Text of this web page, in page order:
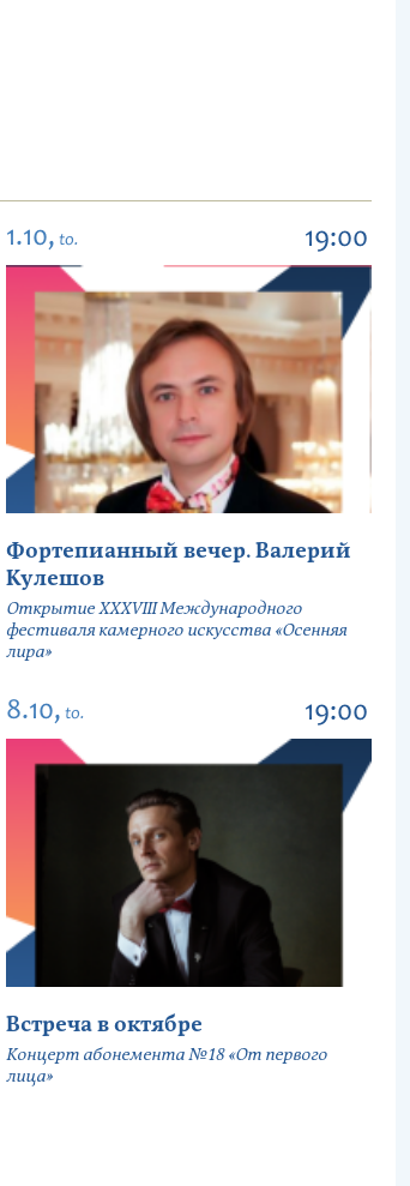
1.10, to. 19:00
Фортепианный вечер. Валерий
Кулешов
Открытие ХХХVIII Международного
фестиваля камерного искусства «Осенняя
лира»
8.10, to. 19:00
Встреча в октябре
Концерт абонемента №18 «От первого
лица»